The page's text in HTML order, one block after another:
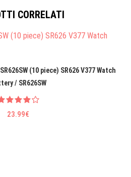
CORRELATI
(10 piece) SR626 V377 Watch
/ SR626SW
23.99€